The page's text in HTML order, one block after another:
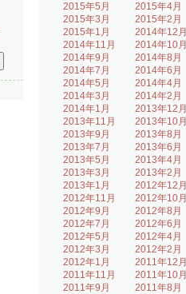
2015年5月
2015年4月
2015年3月
2015年2月
2015年1月
2014年12月
2014年11月
2014年10月
2014年9月
2014年8月
2014年7月
2014年6月
2014年5月
2014年4月
2014年3月
2014年2月
2014年1月
2013年12月
2013年11月
2013年10月
2013年9月
2013年8月
2013年7月
2013年6月
2013年5月
2013年4月
2013年3月
2013年2月
2013年1月
2012年12月
2012年11月
2012年10月
2012年9月
2012年8月
2012年7月
2012年6月
2012年5月
2012年4月
2012年3月
2012年2月
2012年1月
2011年12月
2011年11月
2011年10月
2011年9月
2011年8月